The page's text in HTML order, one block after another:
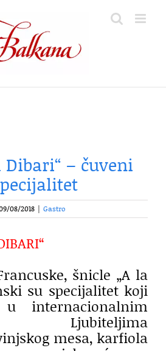
Dibari“ – čuveni
08/2018 Gastro
šnicle „A la
su specijalitet koji
internacionalnim
Ljubiteljima
mesa, karfiola